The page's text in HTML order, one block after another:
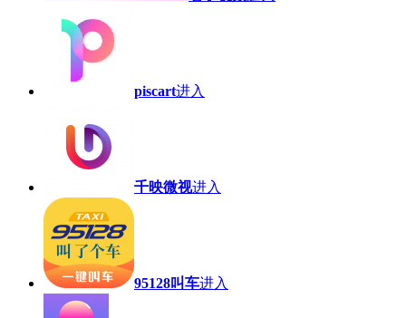
piscart进入
千映微视进入
95128叫车进入